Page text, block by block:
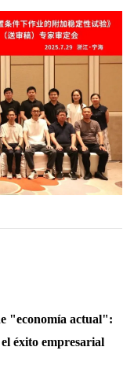
"economía actual":
éxito empresarial